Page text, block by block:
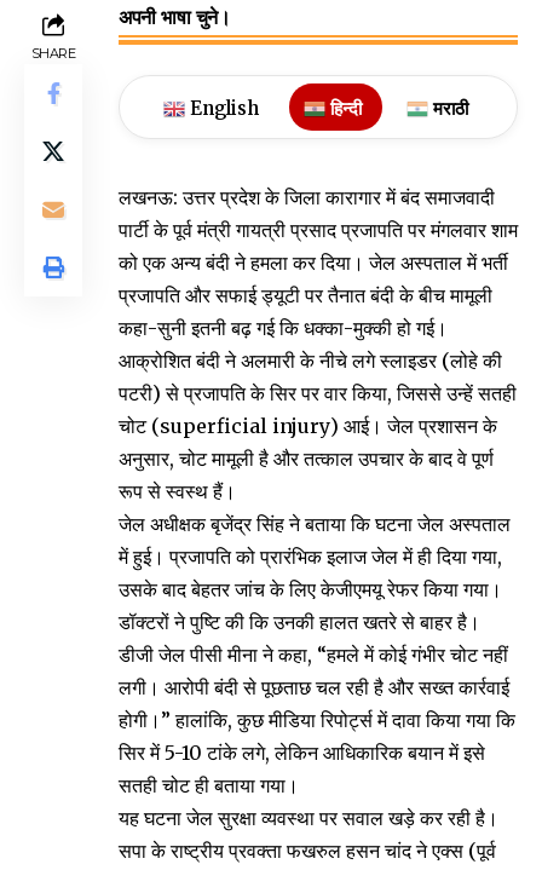
SHARE
अपनी भाषा चुने।
English हिन्दी मराठी
लखनऊ: उत्तर प्रदेश के जिला कारागार में बंद समाजवादी
पार्टी के पूर्व मंत्री गायत्री प्रसाद प्रजापति पर मंगलवार शाम
को एक अन्य बंदी ने हमला कर दिया। जेल अस्पताल में भर्ती
प्रजापति और सफाई ड्यूटी पर तैनात बंदी के बीच मामूली
कहा-सुनी इतनी बढ़ गई कि धक्का-मुक्की हो गई।
आक्रोशित बंदी ने अलमारी के नीचे लगे स्लाइडर (लोहे की
पटरी) से प्रजापति के सिर पर वार किया, जिससे उन्हें सतही
चोट (superficial injury) आई। जेल प्रशासन के
अनुसार, चोट मामूली है और तत्काल उपचार के बाद वे पूर्ण
रूप से स्वस्थ हैं।
जेल अधीक्षक बृजेंद्र सिंह ने बताया कि घटना जेल अस्पताल
में हुई। प्रजापति को प्रारंभिक इलाज जेल में ही दिया गया,
उसके बाद बेहतर जांच के लिए केजीएमयू रेफर किया गया।
डॉक्टरों ने पुष्टि की कि उनकी हालत खतरे से बाहर है।
डीजी जेल पीसी मीना ने कहा, “हमले में कोई गंभीर चोट नहीं
लगी। आरोपी बंदी से पूछताछ चल रही है और सख्त कार्रवाई
होगी।” हालांकि, कुछ मीडिया रिपोर्ट्स में दावा किया गया कि
सिर में 5-10 टांके लगे, लेकिन आधिकारिक बयान में इसे
सतही चोट ही बताया गया।
यह घटना जेल सुरक्षा व्यवस्था पर सवाल खड़े कर रही है।
सपा के राष्ट्रीय प्रवक्ता फखरुल हसन चांद ने एक्स (पूर्व